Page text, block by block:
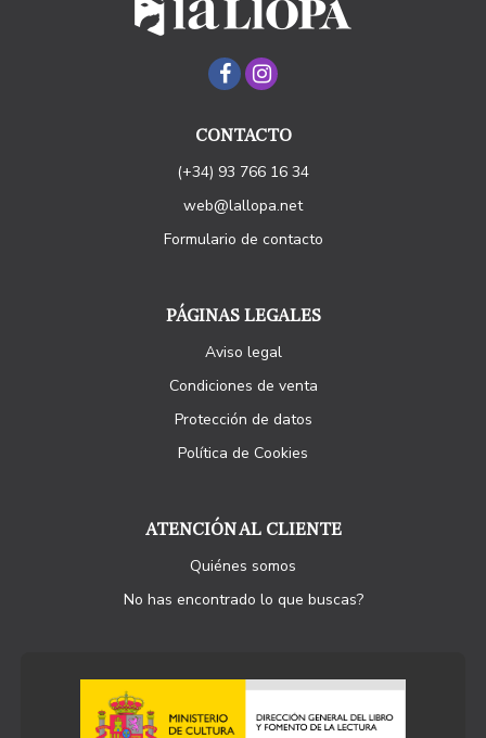
CONTACTO
(+34) 93 766 16 34
web@lallopa.net
Formulario de contacto
PÁGINAS LEGALES
Aviso legal
Condiciones de venta
Protección de datos
Política de Cookies
ATENCIÓN AL CLIENTE
Quiénes somos
No has encontrado lo que buscas?